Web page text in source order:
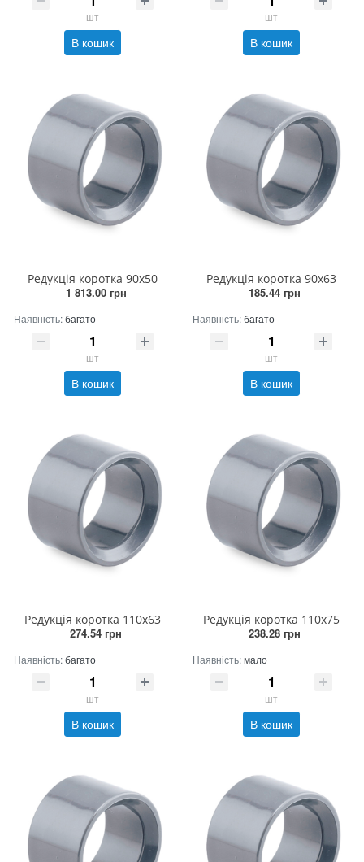
шт
В кошик
шт
В кошик
Редукція коротка 90х50
1 813.00 грн
Наявність:багато
шт
В кошик
Редукція коротка 90х63
185.44 грн
Наявність:багато
шт
В кошик
Редукція коротка 110х63
274.54 грн
Наявність:багато
шт
В кошик
Редукція коротка 110х75
238.28 грн
Наявність:мало
шт
В кошик